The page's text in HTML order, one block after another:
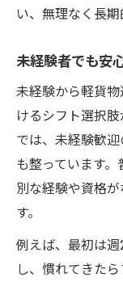
い、無理なく長
未経験者でも安
未経験から軽貨
けるシフト選択
では、未経験歓
も整っています
別な経験や資格
す。
例えば、最初は
し、慣れてきた